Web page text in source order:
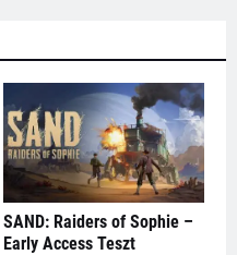
SAND: Raiders of Sophie –
Early Access Teszt